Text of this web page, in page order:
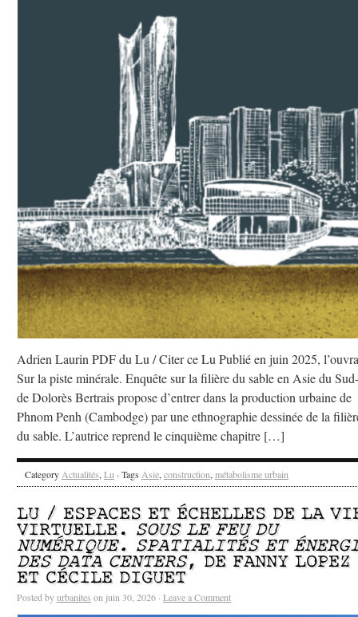
Adrien Laurin PDF du Lu / Citer ce Lu Publié en juin 2025,
Sur la piste minérale. Enquête sur la filière du sable en Asie du
de Dolorès Bertrais propose d’entrer dans la production urbaine de
Phnom Penh (Cambodge) par une ethnographie dessinée de la
du sable. L’autrice reprend le cinquième chapitre […]
Category Actualités, Lu · Tags Asie, construction, métabolisme urbain
LU / ESPACES ET ÉCHELLES DE LA
VIRTUELLE. SOUS LE FEU DU
NUMÉRIQUE. SPATIALITÉS ET
DES DATA CENTERS, DE FANNY LOPEZ
ET CÉCILE DIGUET
Posted byurbanites on juin 30, 2026 · Leave a Comment